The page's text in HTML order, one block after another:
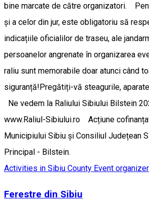
bine marcate de către organizatori.
și a celor din jur, este obligatoriu să
indicațiile oficialilor de traseu, ale
persoanelor angrenate în organizarea
raliu sunt memorabile doar atunci când
siguranță! ​Pregătiți-vă steagurile,
Ne vedem la Raliului Sibiului Bilstein
www.Raliul-Sibiului.ro Acțiune
Municipiului Sibiu și Consiliul Județean
Principal - Bilstein.
Activities in Sibiu County Event organizer
Ferestre din Sibiu